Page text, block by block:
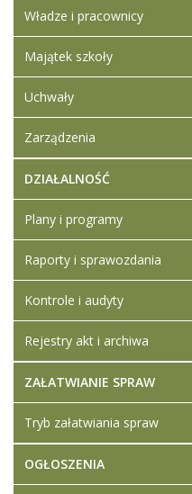
Władze i pracownicy
Majątek szkoły
Uchwały
Zarządzenia
DZIAŁALNOŚĆ
Plany i programy
Raporty i sprawozdania
Kontrole i audyty
Rejestry akt i archiwa
ZAŁATWIANIE SPRAW
Tryb załatwiania spraw
OGŁOSZENIA